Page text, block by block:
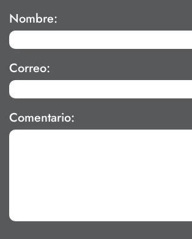
Nombre:
Correo:
Comentario: